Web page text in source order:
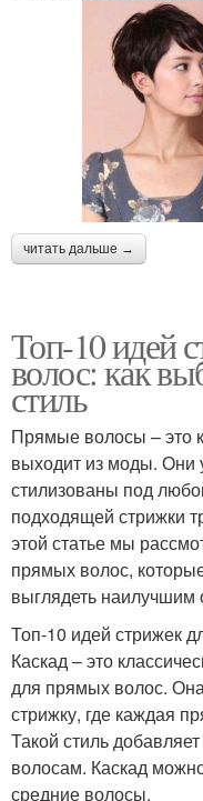
читать дальше →
Топ-10 идей
волос: как
стиль
Прямые волосы – это
выходит из моды. Они
стилизованы под
подходящей стрижки
этой статье мы
прямых волос,
выглядеть наилучшим
Топ-10 идей стрижек
Каскад – это
для прямых волос.
стрижку, где каждая
Такой стиль
волосам. Каскад
средние волосы.